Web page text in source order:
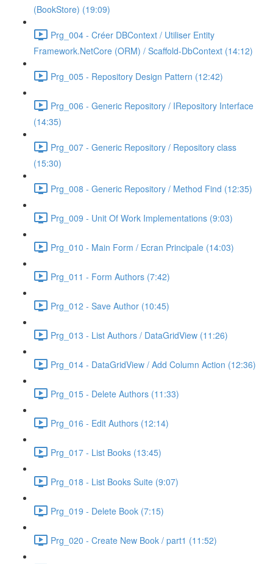
(BookStore) (19:09)
Prg_004 - Créer DBContext / Utiliser Entity
Framework.NetCore (ORM) / Scaffold-DbContext (14:12)
Prg_005 - Repository Design Pattern (12:42)
Prg_006 - Generic Repository / IRepository Interface
(14:35)
Prg_007 - Generic Repository / Repository class
(15:30)
Prg_008 - Generic Repository / Method Find (12:35)
Prg_009 - Unit Of Work Implementations (9:03)
Prg_010 - Main Form / Ecran Principale (14:03)
Prg_011 - Form Authors (7:42)
Prg_012 - Save Author (10:45)
Prg_013 - List Authors / DataGridView (11:26)
Prg_014 - DataGridView / Add Column Action (12:36)
Prg_015 - Delete Authors (11:33)
Prg_016 - Edit Authors (12:14)
Prg_017 - List Books (13:45)
Prg_018 - List Books Suite (9:07)
Prg_019 - Delete Book (7:15)
Prg_020 - Create New Book / part1 (11:52)